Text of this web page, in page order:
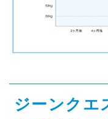
ジーンクエ